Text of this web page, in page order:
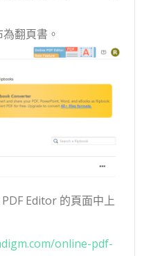
翻頁書。
Editor 的頁面中上
online-pdf-